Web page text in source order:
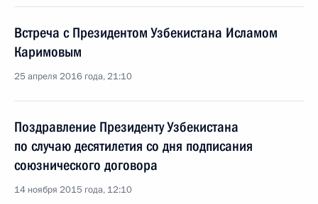
Встреча с Президентом Узбекистана Исламом
Каримовым
25 апреля 2016 года, 21:10
Поздравление Президенту Узбекистана
по случаю десятилетия со дня подписания
союзнического договора
14 ноября 2015 года, 12:10